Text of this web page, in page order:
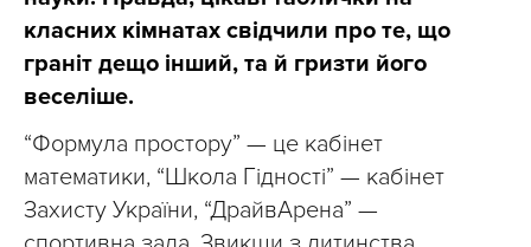
класних кімнатах свідчили про те, що
граніт дещо інший, та й гризти його
веселіше.
“Формула простору” — це кабінет
математики, “Школа Гідності” — кабінет
Захисту України, “ДрайвАрена” —